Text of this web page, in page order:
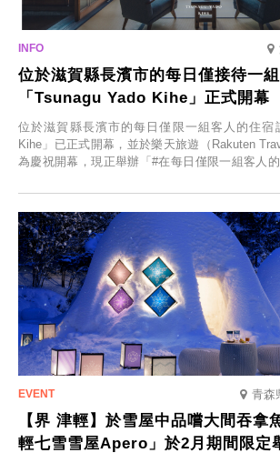
位於滋賀縣長濱市的每日僅接待一
「Tsunagu Yado Kihe」正式開幕
位於滋賀縣長濱市的每日僅限一組客人的住宿
Kihe」已正式開幕，並於樂天旅遊（Rakuten
為慶祝開幕，現正舉辦「#在每日僅限一組客人
人的旅館，您才能在此與重要的人共度獨一無二
青森
【界 津輕】於雪屋中品嚐大間吞拿
輕七雪雪屋Apero」於2月期間限定